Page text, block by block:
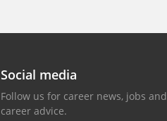
Social media
Follow us for career news, jobs and
career advice.